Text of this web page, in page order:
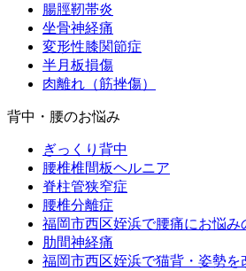
腸脛靭帯炎
坐骨神経痛
変形性膝関節症
半月板損傷
肉離れ（筋挫傷）
背中・腰のお悩み
ぎっくり背中
腰椎椎間板ヘルニア
脊柱管狭窄症
腰椎分離症
福岡市西区姪浜で腰痛にお悩み
肋間神経痛
福岡市西区姪浜で猫背・姿勢を